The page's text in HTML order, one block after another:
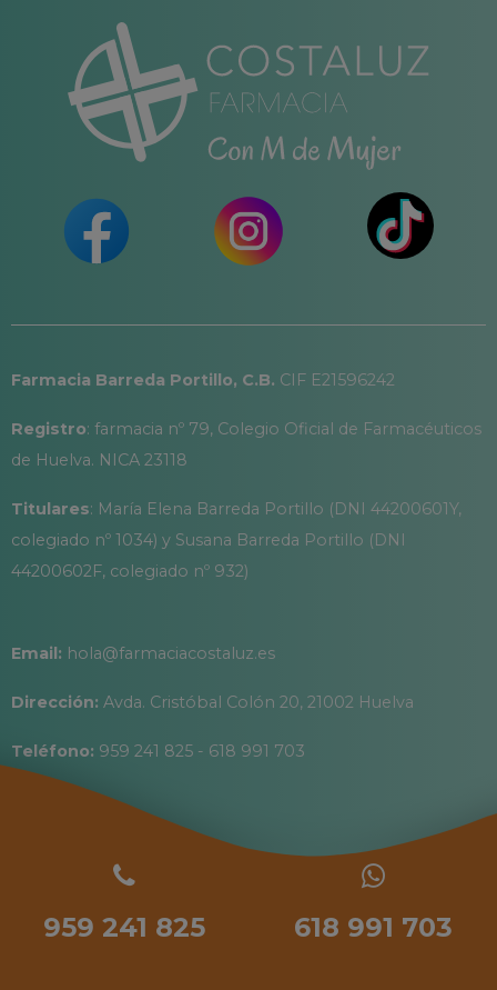
Farmacia Barreda Portillo, C.B. CIF E21596242
Registro: farmacia nº 79, Colegio Oficial de Farmacéuticos
de Huelva. NICA 23118
Titulares: María Elena Barreda Portillo (DNI 44200601Y,
colegiado nº 1034) y Susana Barreda Portillo (DNI
44200602F, colegiado nº 932)
Email: hola@farmaciacostaluz.es
Dirección: Avda. Cristóbal Colón 20, 21002 Huelva
Teléfono: 959 241 825 - 618 991 703
959 241 825 618 991 703